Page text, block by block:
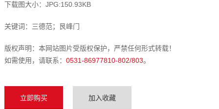
下载图大小：JPG:150.93KB
关键词：三德范；艮峰门
版权声明：本网站图片受版权保护，严禁任何形式转载！
如需使用，请联系： 0531-86977810-802/803。
立即购买 加入收藏